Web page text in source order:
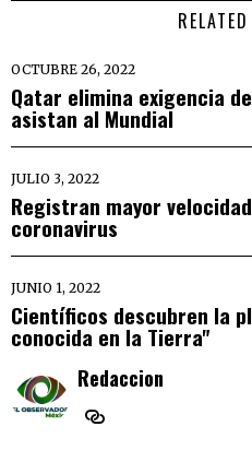
OCTUBRE 26, 2022
Qatar elimina exigencia
asistan al Mundial
JULIO 3, 2022
Registran mayor
coronavirus
JUNIO 1, 2022
Científicos descubren la
conocida en la Tierra"
Redaccion